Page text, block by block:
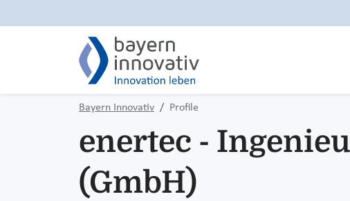
Bayern Innovativ Profile
enertec -
(GmbH)